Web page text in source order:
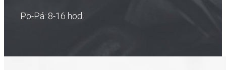
Po-Pá: 8-16 hod